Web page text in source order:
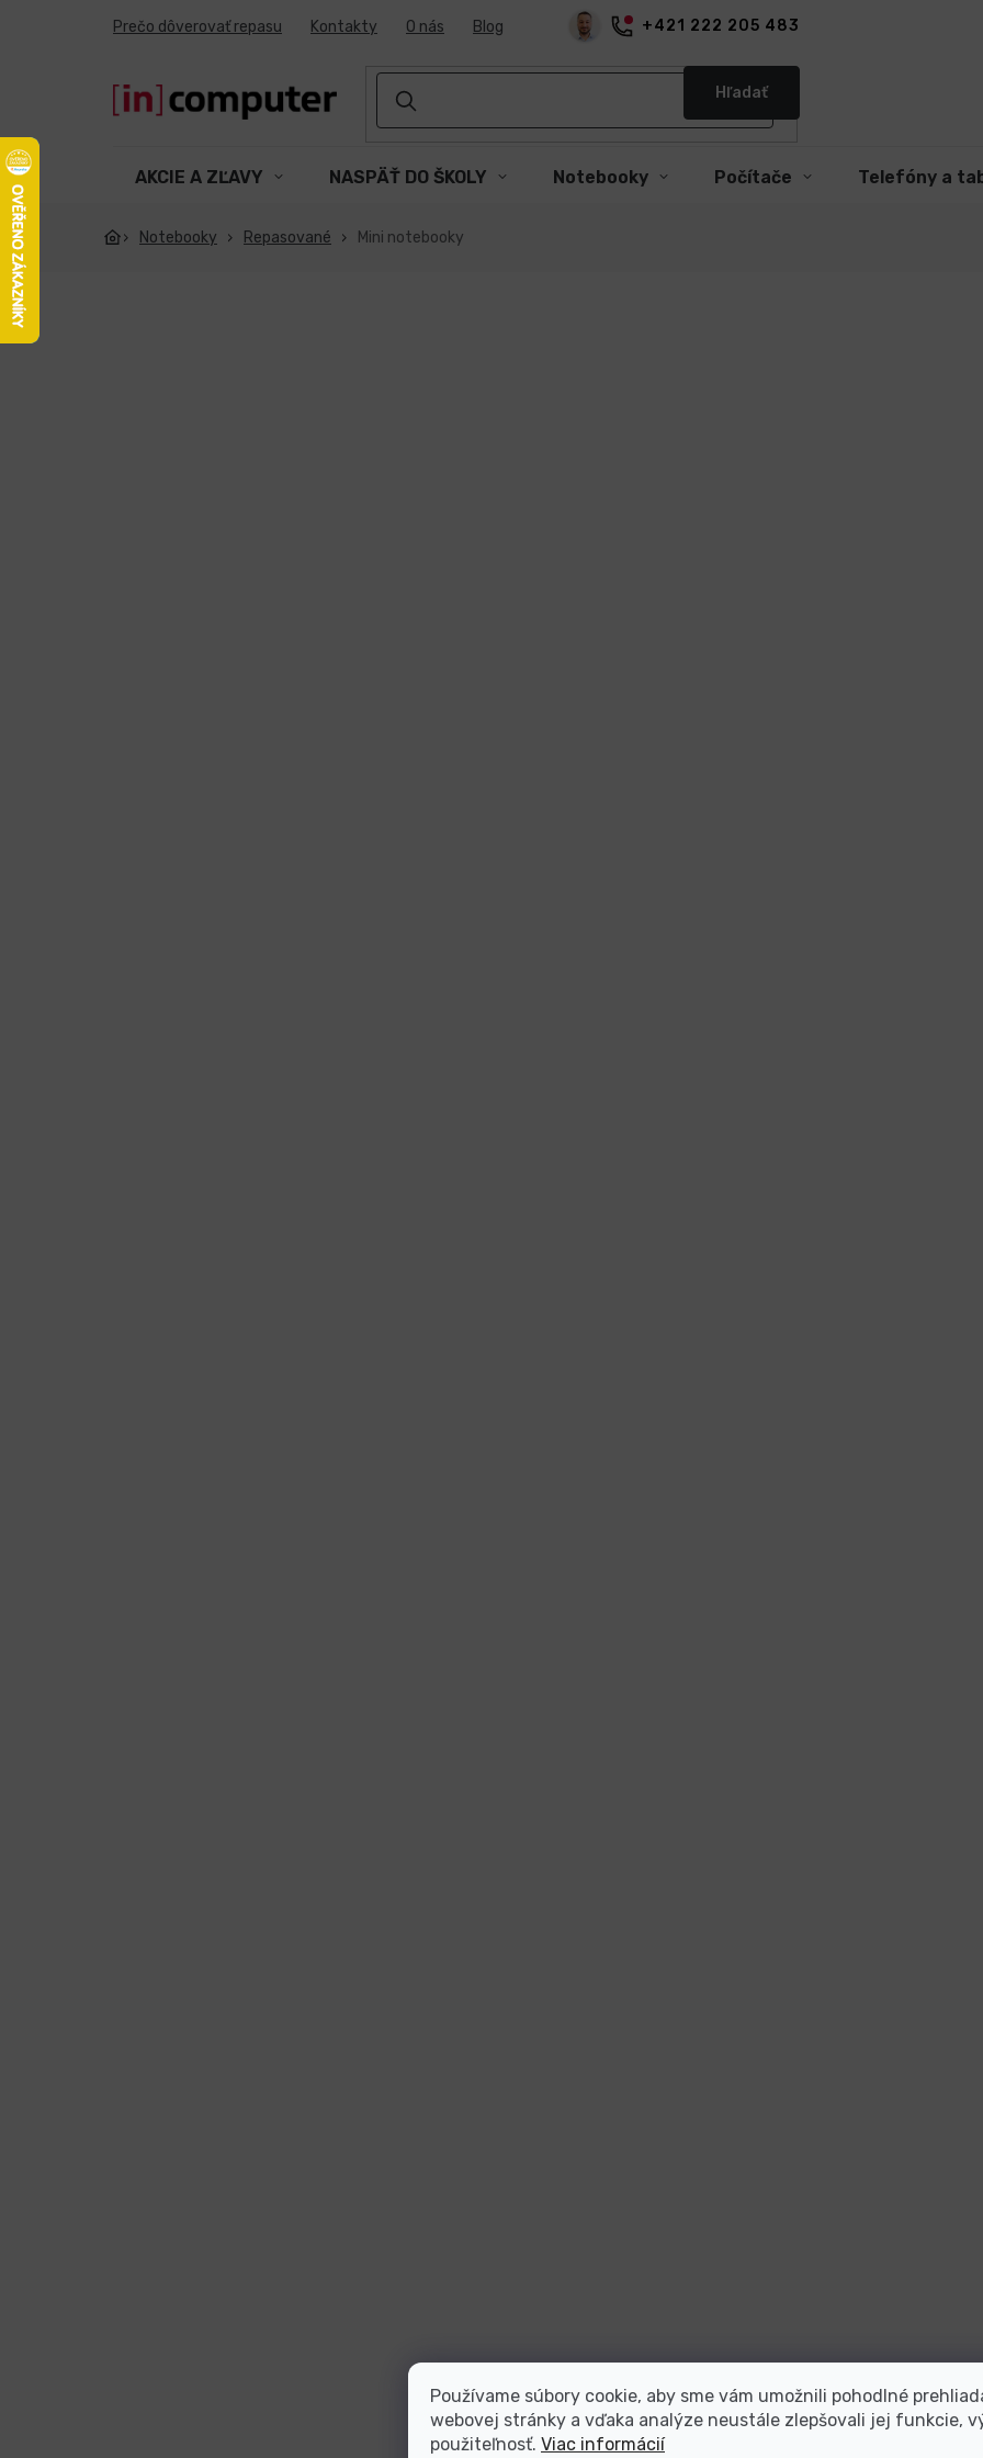
Používame súbory cookie, aby sme vám umožnili pohodlné
webovej stránky a vďaka analýze neustále zlepšovali jej funkcie,
použiteľnosť. Viac informácií
+421 222 205 483
Prečo dôverovať repasu Kontakty O nás Blog
Hľadať
AKCIE A ZĽAVY NASPÄŤ DO ŠKOLY Notebooky Počítače Telefóny a
Notebooky Repasované Mini notebooky